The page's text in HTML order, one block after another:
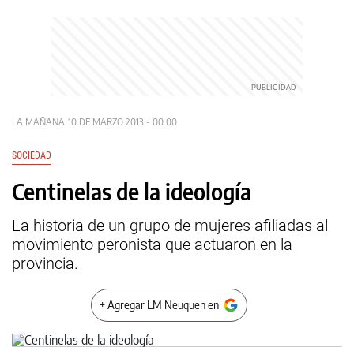
LA MAÑANA 10 DE MARZO 2013 - 00:00
SOCIEDAD
Centinelas de la ideología
La historia de un grupo de mujeres afiliadas al
movimiento peronista que actuaron en la
provincia.
+ Agregar LM Neuquen en